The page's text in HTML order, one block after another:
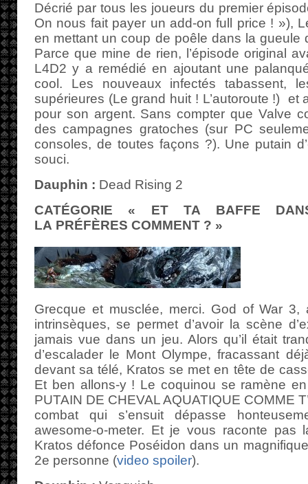
Décrié par tous les joueurs du premier
On nous fait payer un add-on full price ! »),
en mettant un coup de poêle dans la gueule
Parce que mine de rien, l’épisode original
L4D2 y a remédié en ajoutant une
cool. Les nouveaux infectés tabassent,
supérieures (Le grand huit ! L’autoroute !) et
pour son argent. Sans compter que Valve
des campagnes gratoches (sur PC
consoles, de toutes façons ?). Une putain
souci.
Dauphin : Dead Rising 2
CATÉGORIE « ET TA BAFFE
LA PRÉFÈRES COMMENT ? »
Grecque et musclée, merci. God of War
intrinsèques, se permet d’avoir la scène
jamais vue dans un jeu. Alors qu’il était
d’escalader le Mont Olympe, fracassant
devant sa télé, Kratos se met en tête de
Et ben allons-y ! Le coquinou se ramène
PUTAIN DE CHEVAL AQUATIQUE COMME
combat qui s’ensuit dépasse
awesome-o-meter. Et je vous raconte pas
Kratos défonce Poséidon dans un
2e personne (video spoiler).